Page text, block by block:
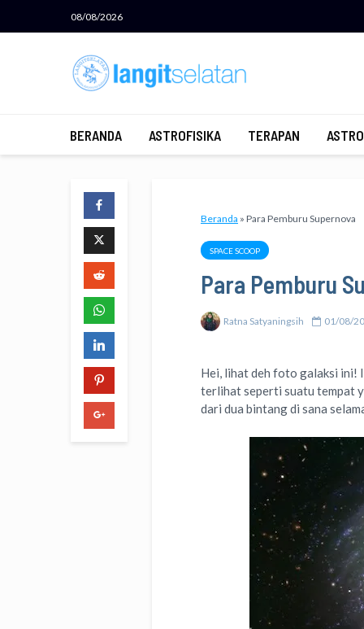
08/08/2026
BERANDA ASTROFISIKA TERAPAN
Beranda » Para Pemburu Supernova
SPACE SCOOP
Para Pemburu
Ratna Satyaningsih 01/08/
Hei, lihat deh foto galaksi ini!
terlihat seperti suatu tempat
dari dua bintang di sana